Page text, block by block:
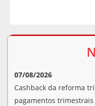
07/08/2026
Cashback da reforma
pagamentos trimestrais